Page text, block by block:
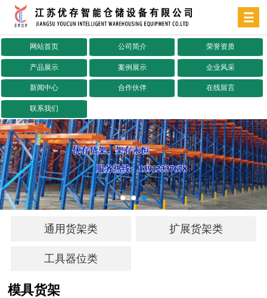
网站首页 公司简介 荣誉资质
产品展示 案例展示 企业风采
新闻中心 合作伙伴 在线留言
联系我们
通用货架类 扩展货架类
工具器位类
模具货架